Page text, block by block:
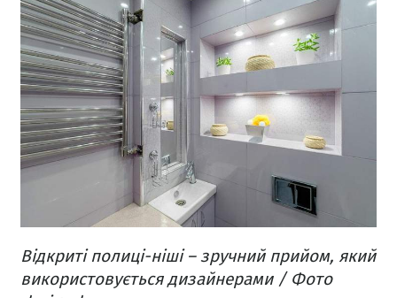
Відкриті полиці-ніші – зручний прийом, який
використовується дизайнерами / Фото